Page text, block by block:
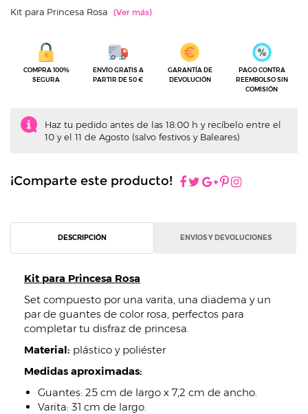
Kit para Princesa Rosa
COMPRA 100%
SEGURA
ENVÍO GRATIS A
PARTIR DE 50 €
GARANTÍA DE
DEVOLUCIÓN
PAGO CONTRA
REEMBOLSO SIN
COMISIÓN
Haz tu pedido antes de las 18:00 h y recíbelo entre el
10 y el 11 de Agosto (salvo festivos y Baleares)
¡Comparte este producto!
DESCRIPCIÓN ENVÍOS Y DEVOLUCIONES
Kit para Princesa Rosa
Set compuesto por una varita, una diadema y un
par de guantes de color rosa, perfectos para
completar tu disfraz de princesa.
Material: plástico y poliéster
Medidas aproximadas:
Guantes: 25 cm de largo x 7,2 cm de ancho.
Varita: 31 cm de largo.